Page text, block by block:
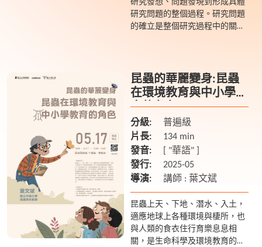
研究發想、問題發現到形成具體
研究問題的整個過程。研究問題
的確立是整個研究過程中的關鍵
題。
昆蟲的華麗變身:昆蟲
在環境教育與中小學教
育的角色
分級:
普遍級
片長:
134 min
發音:
[ "華語" ]
發行:
2025-05
導演:
講師 : 葉文斌
昆蟲上天、下地、潛水、入土，
適應地球上各種環境與棲所，也
與人類的食衣住行育樂息息相
關，是生命科學及環境教育的適